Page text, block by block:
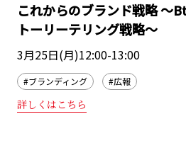
これからのブランド戦略 ～
トーリーテリング戦略～
3月25日(月)12:00-13:00
#ブランディング #広報
詳しくはこちら